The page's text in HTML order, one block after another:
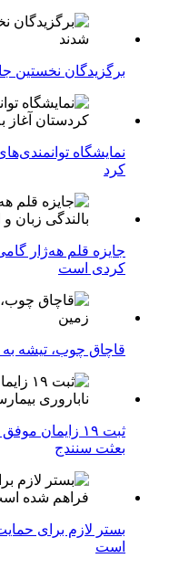
برگزیدگان نخستین
نمایشگاه
کرد
جایزه قلم هه‌ژار
کردی است
قاچاق چوب، تیشه
ثبت ۱۹ زایمان
بعثت سنندج
بستر لازم برای
است